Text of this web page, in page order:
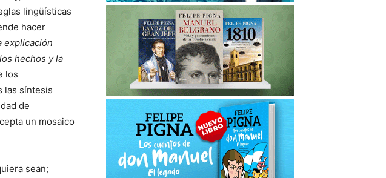
lingüísticas
hacer
explicación
hechos y la
los
las síntesis
de
un mosaico
sean;